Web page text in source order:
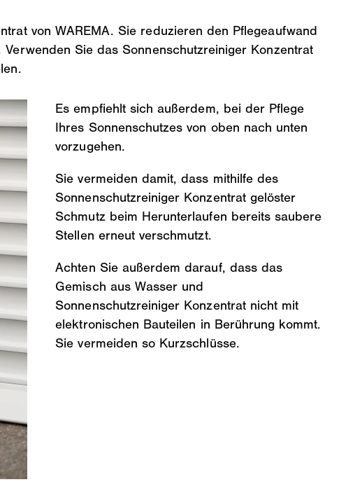
von WAREMA. Sie reduzieren den Pflegeaufwand
Sie das Sonnenschutzreiniger Konzentrat
Es empfiehlt sich außerdem, bei der Pflege
Ihres Sonnenschutzes von oben nach unten
vorzugehen.
Sie vermeiden damit, dass mithilfe des
Sonnenschutzreiniger Konzentrat gelöster
Schmutz beim Herunterlaufen bereits saubere
Stellen erneut verschmutzt.
Achten Sie außerdem darauf, dass das
Gemisch aus Wasser und
Sonnenschutzreiniger Konzentrat nicht mit
elektronischen Bauteilen in Berührung kommt.
Sie vermeiden so Kurzschlüsse.